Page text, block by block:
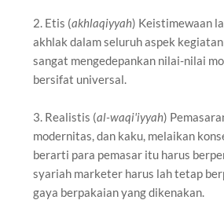
2. Etis (akhlaqiyyah) Keistimewaan
akhlak dalam seluruh aspek
sangat mengedepankan nilai-nilai
bersifat universal.
3. Realistis (al-waqi'iyyah)
modernitas, dan kaku, melaikan
berarti para pemasar itu harus
syariah marketer harus lah tetap
gaya berpakaian yang dikenakan.